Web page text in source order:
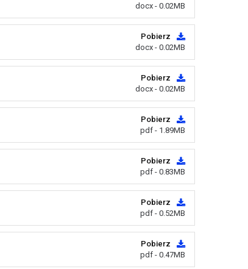
docx - 0.02MB
Pobierz
docx - 0.02MB
Pobierz
docx - 0.02MB
Pobierz
pdf - 1.89MB
Pobierz
pdf - 0.83MB
Pobierz
pdf - 0.52MB
Pobierz
pdf - 0.47MB